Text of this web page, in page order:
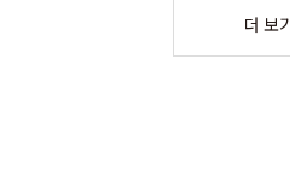
더 보기